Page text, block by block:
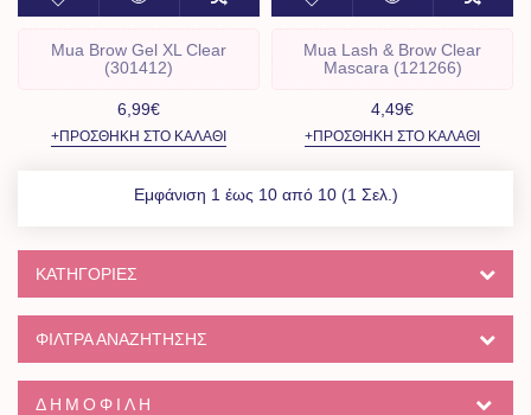
Mua Brow Gel XL Clear
(301412)
6,99€
+ΠΡΟΣΘΉΚΗ ΣΤΟ ΚΑΛΆΘΙ
Mua Lash & Brow Clear
Mascara (121266)
4,49€
+ΠΡΟΣΘΉΚΗ ΣΤΟ ΚΑΛΆΘΙ
Εμφάνιση 1 έως 10 από 10 (1 Σελ.)
ΚΑΤΗΓΟΡΊΕΣ
ΦΙΛΤΡΑ ΑΝΑΖΗΤΗΣΗΣ
ΔΗΜΟΦΙΛΉ